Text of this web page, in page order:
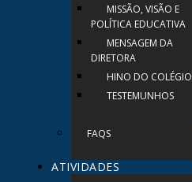
MISSÃO, VISÃO E
POLÍTICA EDUCATIVA
MENSAGEM DA
DIRETORA
HINO DO COLÉGIO
TESTEMUNHOS
FAQS
ATIVIDADES